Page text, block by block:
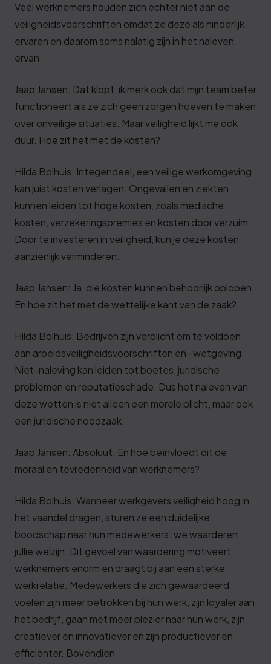
Veel werknemers houden zich echter niet aan de
veiligheidsvoorschriften omdat ze deze als hinderlijk
ervaren en daarom soms nalatig zijn in het naleven
ervan.
Jaap Jansen: Dat klopt, ik merk ook dat mijn team beter
functioneert als ze zich geen zorgen hoeven te maken
over onveilige situaties. Maar veiligheid lijkt me ook
duur. Hoe zit het met de kosten?
Hilda Bolhuis: Integendeel, een veilige werkomgeving
kan juist kosten verlagen. Ongevallen en ziekten
kunnen leiden tot hoge kosten, zoals medische
kosten, verzekeringspremies en kosten door verzuim.
Door te investeren in veiligheid, kun je deze kosten
aanzienlijk verminderen.
Jaap Jansen: Ja, die kosten kunnen behoorlijk oplopen.
En hoe zit het met de wettelijke kant van de zaak?
Hilda Bolhuis: Bedrijven zijn verplicht om te voldoen
aan arbeidsveiligheidsvoorschriften en -wetgeving.
Niet-naleving kan leiden tot boetes, juridische
problemen en reputatieschade. Dus het naleven van
deze wetten is niet alleen een morele plicht, maar ook
een juridische noodzaak.
Jaap Jansen: Absoluut. En hoe beïnvloedt dit de
moraal en tevredenheid van werknemers?
Hilda Bolhuis: Wanneer werkgevers veiligheid hoog in
het vaandel dragen, sturen ze een duidelijke
boodschap naar hun medewerkers: we waarderen
jullie welzijn. Dit gevoel van waardering motiveert
werknemers enorm en draagt bij aan een sterke
werkrelatie. Medewerkers die zich gewaardeerd
voelen zijn meer betrokken bij hun werk, zijn loyaler aan
het bedrijf, gaan met meer plezier naar hun werk, zijn
creatiever en innovatiever en zijn productiever en
efficiënter. Bovendien